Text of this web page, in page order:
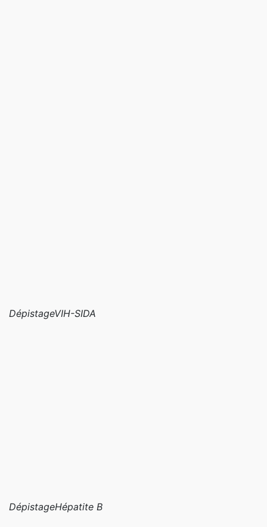
DépistageVIH-SIDA
DépistageHépatite B